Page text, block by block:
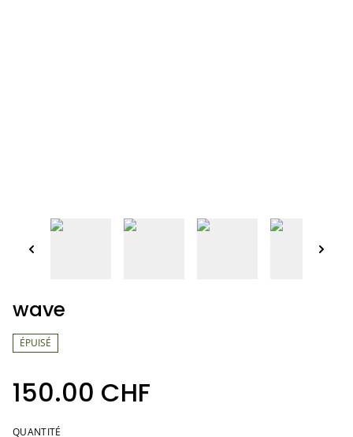
wave
ÉPUISÉ
150.00 CHF
QUANTITÉ